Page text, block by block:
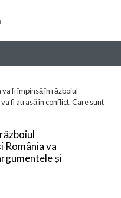
fi împinsă în războiul
fi atrasă în conflict. Care sunt
România va
și